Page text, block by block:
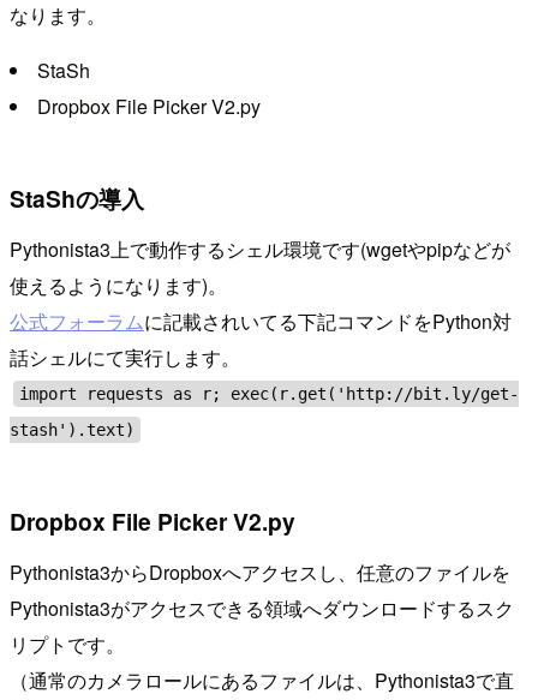
なります。
StaSh
Dropbox File Picker V2.py
StaShの導入
Pythonista3上で動作するシェル環境です(wgetやpipなどが
使えるようになります)。
公式フォーラムに記載されいてる下記コマンドをPython対
話シェルにて実行します。
import requests as r; exec(r.get('http://bit.ly/get-
stash').text)
Dropbox File Picker V2.py
Pythonista3からDropboxへアクセスし、任意のファイルを
Pythonista3がアクセスできる領域へダウンロードするスク
リプトです。
（通常のカメラロールにあるファイルは、Pythonista3で直